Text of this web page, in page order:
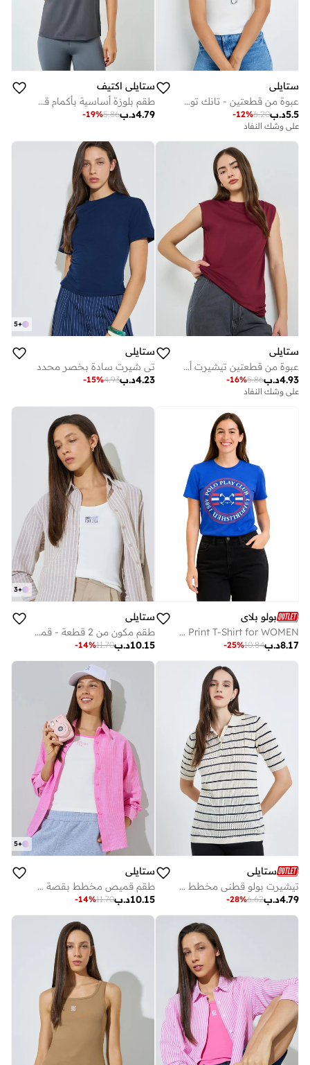
ستايلي
عبوة من قطعتين - تانك توب سادة بياقة سكوب
د.ب5.5
6.20
-12%
على وشك النفاد
ستايلي اكتيف
طقم بلوزة أساسية بأكمام قصيرة قطعتين
د.ب4.79
5.86
-19%
ستايلي
عبوة من قطعتين تيشيرت أساسي بلا أكمام
د.ب4.93
5.86
-16%
على وشك النفاد
+
5
ستايلي
تي شيرت سادة بخصر محدد
د.ب4.23
4.93
-15%
بولو بلاي
Multipack Graphic Print T-Shirt for WOMEN
د.ب8.17
10.84
-25%
+
3
ستايلي
طقم مكون من 2 قطعة - قميص مخطط بأكمام طويلة وتانك توب
د.ب10.15
11.70
-14%
ستايلي
تيشيرت بولو قطني مخطط للنساء
د.ب4.79
6.62
-28%
+
5
ستايلي
طقم قميص مخطط بقصة مريحة وتانك توب - عدد 2
د.ب10.15
11.70
-14%